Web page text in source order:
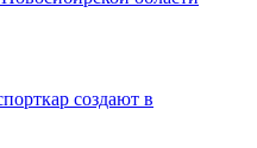
создают в